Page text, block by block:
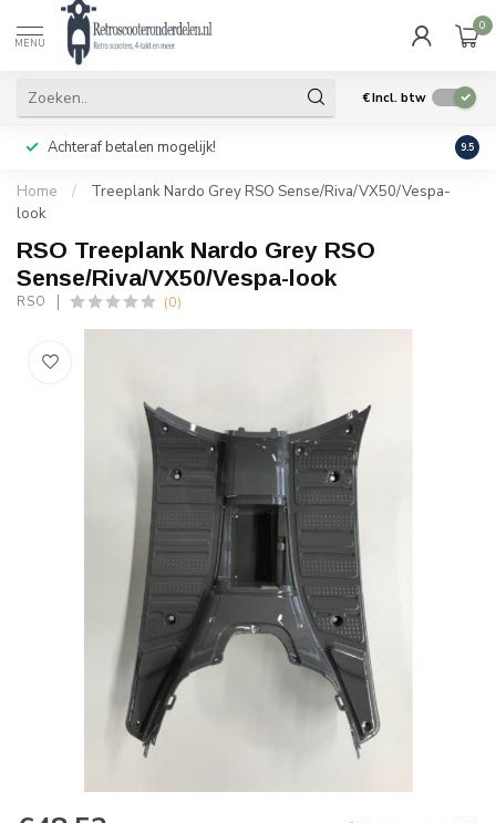
MENU
0
€Incl. btw
Achteraf betalen mogelijk! Geen
9.5
Home /
Treeplank Nardo Grey RSO Sense/Riva/VX50/Vespa-
look
RSO Treeplank Nardo Grey RSO
Sense/Riva/VX50/Vespa-look
RSO (0)